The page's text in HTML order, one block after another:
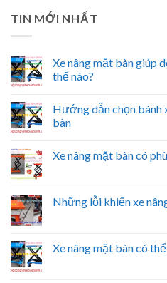
TIN MỚI NHẤT
Xe nâng mặt bàn giúp
thế nào?
Hướng dẫn chọn bánh
bàn
Xe nâng mặt bàn có
Những lỗi khiến xe
Xe nâng mặt bàn có